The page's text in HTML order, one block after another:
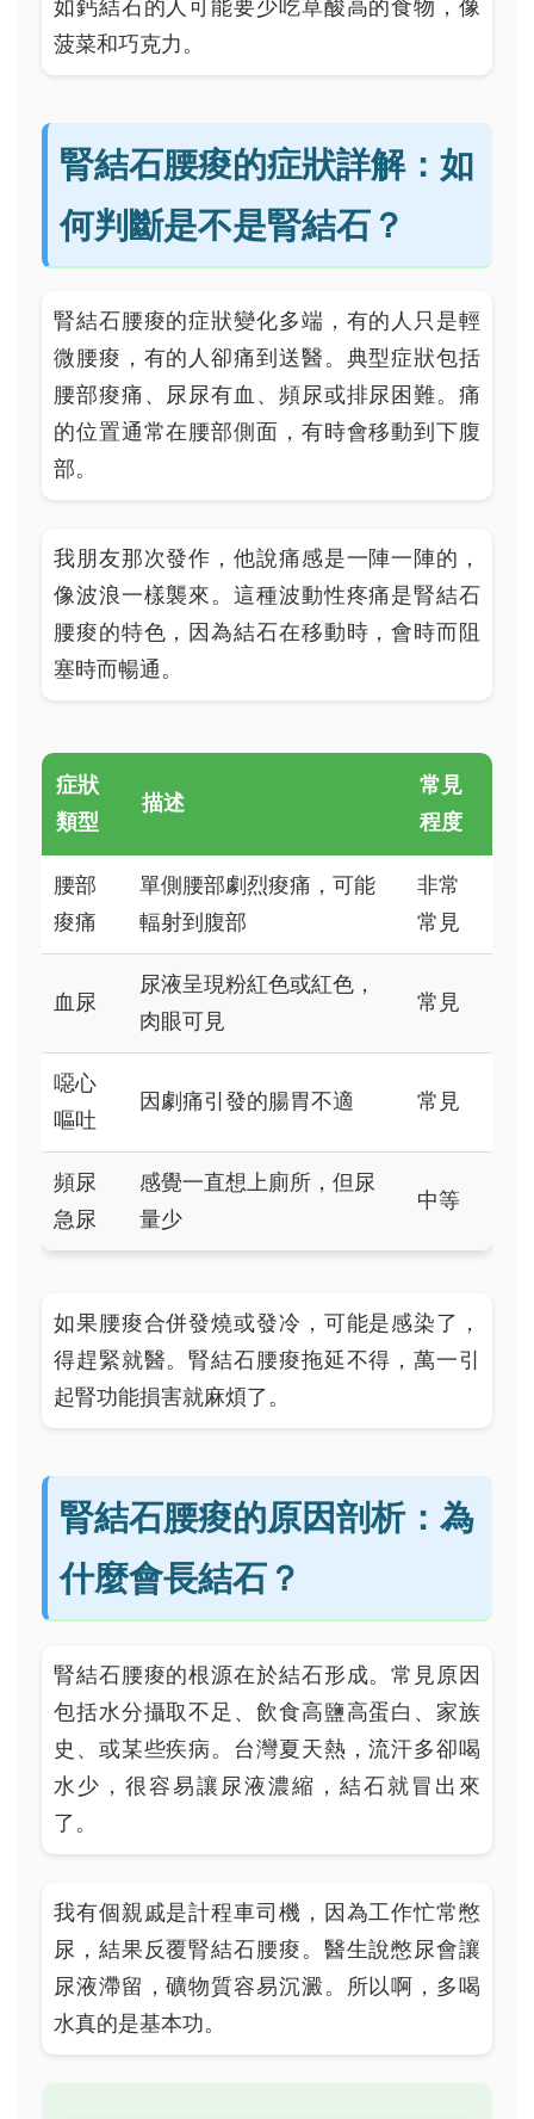
如鈣結石的人可能要少吃草酸高的食物，像
菠菜和巧克力。
腎結石腰痠的症狀詳解：如
何判斷是不是腎結石？
腎結石腰痠的症狀變化多端，有的人只是輕
微腰痠，有的人卻痛到送醫。典型症狀包括
腰部痠痛、尿尿有血、頻尿或排尿困難。痛
的位置通常在腰部側面，有時會移動到下腹
部。
我朋友那次發作，他說痛感是一陣一陣的，
像波浪一樣襲來。這種波動性疼痛是腎結石
腰痠的特色，因為結石在移動時，會時而阻
塞時而暢通。
症狀
類型
描述
常見
程度
腰部
痠痛
單側腰部劇烈痠痛，可能
輻射到腹部
非常
常見
血尿
尿液呈現粉紅色或紅色，
肉眼可見
常見
噁心
嘔吐
因劇痛引發的腸胃不適 常見
頻尿
急尿
感覺一直想上廁所，但尿
量少
中等
如果腰痠合併發燒或發冷，可能是感染了，
得趕緊就醫。腎結石腰痠拖延不得，萬一引
起腎功能損害就麻煩了。
腎結石腰痠的原因剖析：為
什麼會長結石？
腎結石腰痠的根源在於結石形成。常見原因
包括水分攝取不足、飲食高鹽高蛋白、家族
史、或某些疾病。台灣夏天熱，流汗多卻喝
水少，很容易讓尿液濃縮，結石就冒出來
了。
我有個親戚是計程車司機，因為工作忙常憋
尿，結果反覆腎結石腰痠。醫生說憋尿會讓
尿液滯留，礦物質容易沉澱。所以啊，多喝
水真的是基本功。